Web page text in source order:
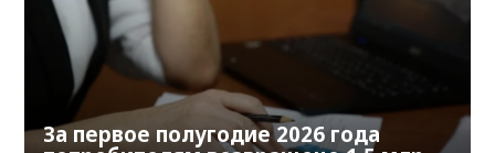
За первое полугодие 2026 года